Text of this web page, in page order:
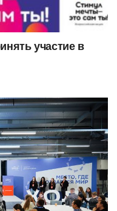
участие в